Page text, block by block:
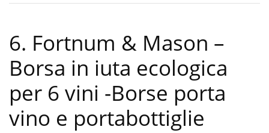
6. Fortnum & Mason –
Borsa in iuta ecologica
per 6 vini -Borse porta
vino e portabottiglie